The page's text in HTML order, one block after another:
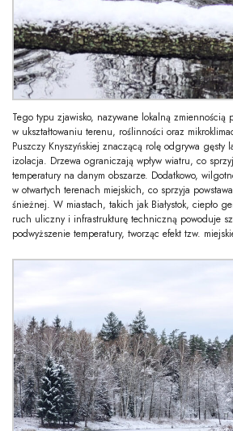
Tego typu zjawisko, nazywane lokalną zmiennością
w ukształtowaniu terenu, roślinności oraz
Puszczy Knyszyńskiej znaczącą rolę odgrywa gęsty
izolacja. Drzewa ograniczają wpływ wiatru, co
temperatury na danym obszarze. Dodatkowo,
w otwartych terenach miejskich, co sprzyja
śnieżnej. W miastach, takich jak Białystok, ciepło
ruch uliczny i infrastrukturę techniczną powoduje
podwyższenie temperatury, tworząc efekt tzw.